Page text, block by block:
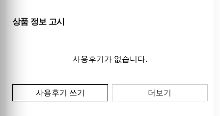
상품 정보 고시
사용후기가 없습니다.
사용후기 쓰기 더보기